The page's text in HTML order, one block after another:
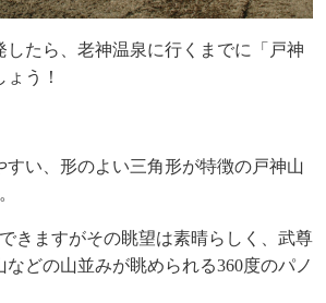
したら、老神温泉に行くまでに「戸神
う！
すい、形のよい三角形が特徴の戸神山
きますがその眺望は素晴らしく、武尊
などの山並みが眺められる360度のパノ